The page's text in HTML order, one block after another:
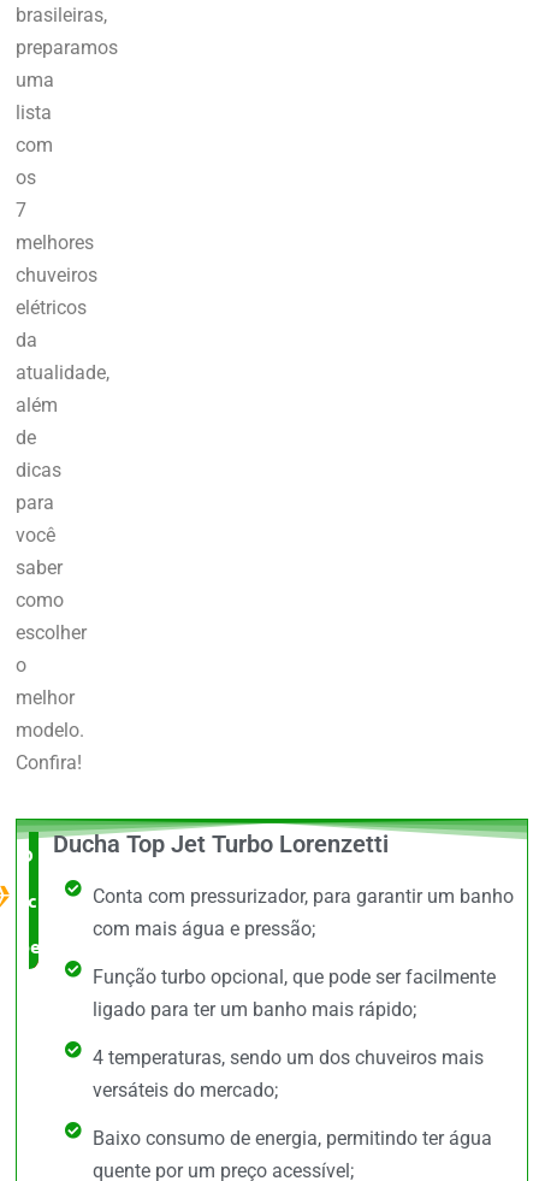
brasileiras,
preparamos
uma
lista
com
os
7
melhores
chuveiros
elétricos
da
atualidade,
além
de
dicas
para
você
saber
como
escolher
o
melhor
modelo.
Confira!
O Melhor
custo x
benefício
Ducha Top Jet Turbo Lorenzetti
Conta com pressurizador, para garantir um banho
com mais água e pressão;
Função turbo opcional, que pode ser facilmente
ligado para ter um banho mais rápido;
4 temperaturas, sendo um dos chuveiros mais
versáteis do mercado;
Baixo consumo de energia, permitindo ter água
quente por um preço acessível;